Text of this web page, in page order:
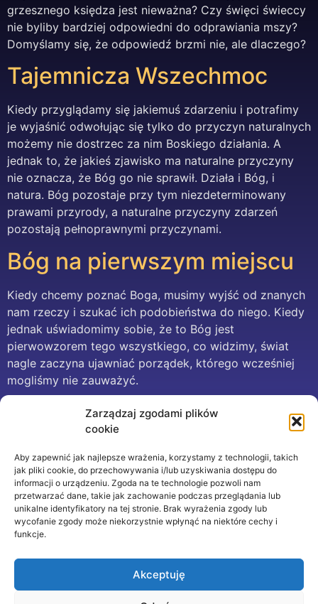
Zarządzaj zgodami plików
cookie
Aby zapewnić jak najlepsze wrażenia, korzystamy z technologii, takich
jak pliki cookie, do przechowywania i/lub uzyskiwania dostępu do
informacji o urządzeniu. Zgoda na te technologie pozwoli nam
przetwarzać dane, takie jak zachowanie podczas przeglądania lub
unikalne identyfikatory na tej stronie. Brak wyrażenia zgody lub
wycofanie zgody może niekorzystnie wpłynąć na niektóre cechy i
funkcje.
Akceptuję
grzesznego księdza jest nieważna? Czy święci świeccy
nie byliby bardziej odpowiedni do odprawiania mszy?
Domyślamy się, że odpowiedź brzmi nie, ale dlaczego?
Tajemnicza Wszechmoc
Kiedy przyglądamy się jakiemuś zdarzeniu i potrafimy
je wyjaśnić odwołując się tylko do przyczyn naturalnych
możemy nie dostrzec za nim Boskiego działania. A
jednak to, że jakieś zjawisko ma naturalne przyczyny
nie oznacza, że Bóg go nie sprawił. Działa i Bóg, i
natura. Bóg pozostaje przy tym niezdeterminowany
prawami przyrody, a naturalne przyczyny zdarzeń
pozostają pełnoprawnymi przyczynami.
Bóg na pierwszym miejscu
Kiedy chcemy poznać Boga, musimy wyjść od znanych
nam rzeczy i szukać ich podobieństwa do niego. Kiedy
jednak uświadomimy sobie, że to Bóg jest
pierwowzorem tego wszystkiego, co widzimy, świat
nagle zaczyna ujawniać porządek, którego wcześniej
mogliśmy nie zauważyć.
Czyściec
katolikami a niektórymi innymi odłamami
chrześcijaństwa. Można się czasem natknąć na zarzuty,
że Kościół wymyślił sobie czyściec. Skąd więc on się
wziął? Czym on jest?
Rozwój doktryny
W tekście próbuję odpowiedzieć na pytanie co Kościół